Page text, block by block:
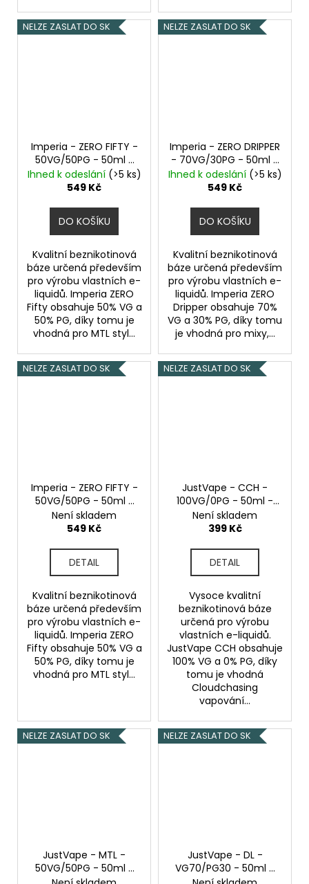
NELZE ZASLAT DO SK
Imperia - ZERO FIFTY -
50VG/50PG - 50ml -
0mg Beznikotinová
báze
Ihned k odeslání (>5 ks)
549 Kč
DO KOŠÍKU
Kvalitní beznikotinová
báze určená především
pro výrobu vlastních e-
liquidů. Imperia ZERO
Fifty obsahuje 50% VG a
50% PG, díky tomu je
vhodná pro MTL styl...
NELZE ZASLAT DO SK
Imperia - ZERO DRIPPER
- 70VG/30PG - 50ml -
0mg Beznikotinová
báze
Ihned k odeslání (>5 ks)
549 Kč
DO KOŠÍKU
Kvalitní beznikotinová
báze určená především
pro výrobu vlastních e-
liquidů. Imperia ZERO
Dripper obsahuje 70%
VG a 30% PG, díky tomu
je vhodná pro mixy,...
NELZE ZASLAT DO SK
Imperia - ZERO FIFTY -
50VG/50PG - 50ml -
0mgBeznikotinová
báze
Není skladem
549 Kč
DETAIL
Kvalitní beznikotinová
báze určená především
pro výrobu vlastních e-
liquidů. Imperia ZERO
Fifty obsahuje 50% VG a
50% PG, díky tomu je
vhodná pro MTL styl...
NELZE ZASLAT DO SK
JustVape - CCH -
100VG/0PG - 50ml -
0mgBeznikotinová
báze
Není skladem
399 Kč
DETAIL
Vysoce kvalitní
beznikotinová báze
určená pro výrobu
vlastních e-liquidů.
JustVape CCH obsahuje
100% VG a 0% PG, díky
tomu je vhodná
Cloudchasing
vapování...
NELZE ZASLAT DO SK
JustVape - MTL -
50VG/50PG - 50ml -
NELZE ZASLAT DO SK
JustVape - DL -
VG70/PG30 - 50ml -